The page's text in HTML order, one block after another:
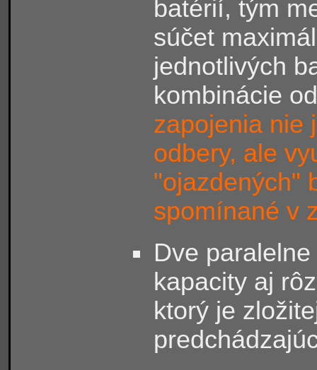
batérií, tým
súčet
jednotlivých
kombinácie
zapojenia nie
odbery, ale
"ojazdených"
spomínané v
Dve
kapacity aj
ktorý je